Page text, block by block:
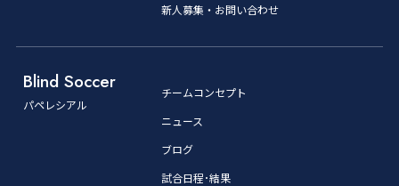
新人募集・お問い合わせ
Blind Soccer
パペレシアル
チームコンセプト
ニュース
ブログ
試合日程･結果